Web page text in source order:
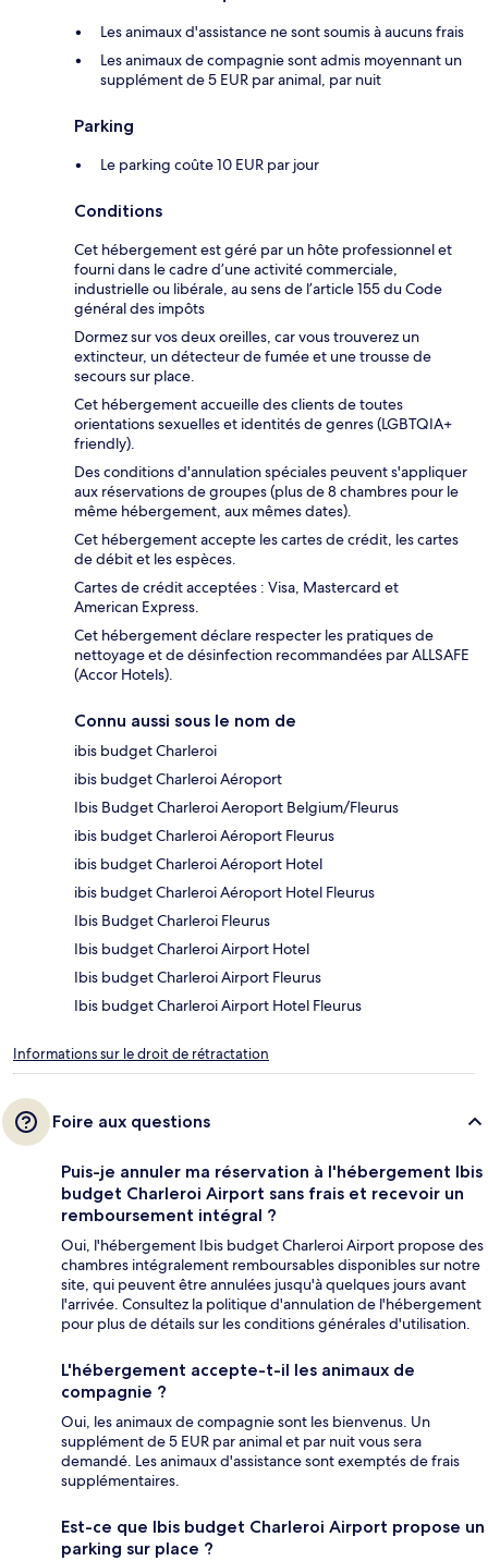
Les animaux d'assistance ne sont soumis à aucuns frais
Les animaux de compagnie sont admis moyennant un
supplément de 5 EUR par animal, par nuit
Parking
Le parking coûte 10 EUR par jour
Conditions
Cet hébergement est géré par un hôte professionnel et
fourni dans le cadre d’une activité commerciale,
industrielle ou libérale, au sens de l’article 155 du Code
général des impôts
Dormez sur vos deux oreilles, car vous trouverez un
extincteur, un détecteur de fumée et une trousse de
secours sur place.
Cet hébergement accueille des clients de toutes
orientations sexuelles et identités de genres (LGBTQIA+
friendly).
Des conditions d'annulation spéciales peuvent s'appliquer
aux réservations de groupes (plus de 8 chambres pour le
même hébergement, aux mêmes dates).
Cet hébergement accepte les cartes de crédit, les cartes
de débit et les espèces.
Cartes de crédit acceptées : Visa, Mastercard et
American Express.
Cet hébergement déclare respecter les pratiques de
nettoyage et de désinfection recommandées par ALLSAFE
(Accor Hotels).
Connu aussi sous le nom de
ibis budget Charleroi
ibis budget Charleroi Aéroport
Ibis Budget Charleroi Aeroport Belgium/Fleurus
ibis budget Charleroi Aéroport Fleurus
ibis budget Charleroi Aéroport Hotel
ibis budget Charleroi Aéroport Hotel Fleurus
Ibis Budget Charleroi Fleurus
Ibis budget Charleroi Airport Hotel
Ibis budget Charleroi Airport Fleurus
Ibis budget Charleroi Airport Hotel Fleurus
Informations sur le droit de rétractation
Foire aux questions
Puis-je annuler ma réservation à l'hébergement Ibis
budget Charleroi Airport sans frais et recevoir un
remboursement intégral ?
Oui, l'hébergement Ibis budget Charleroi Airport propose des
chambres intégralement remboursables disponibles sur notre
site, qui peuvent être annulées jusqu'à quelques jours avant
l'arrivée. Consultez la politique d'annulation de l'hébergement
pour plus de détails sur les conditions générales d'utilisation.
L'hébergement accepte-t-il les animaux de
compagnie ?
Oui, les animaux de compagnie sont les bienvenus. Un
supplément de 5 EUR par animal et par nuit vous sera
demandé. Les animaux d'assistance sont exemptés de frais
supplémentaires.
Est-ce que Ibis budget Charleroi Airport propose un
parking sur place ?